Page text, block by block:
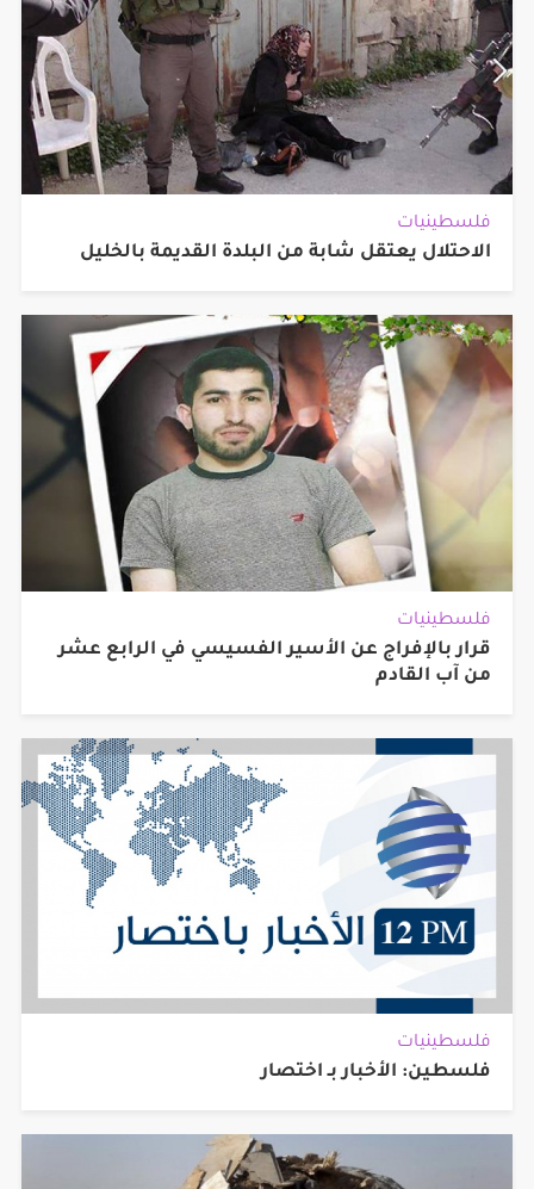
فلسطينيات
الاحتلال يعتقل شابة من البلدة القديمة بالخليل
فلسطينيات
قرار بالإفراج عن الأسير الفسيسي في الرابع عشر
من آب القادم
فلسطينيات
فلسطين: الأخبار بـ اختصار